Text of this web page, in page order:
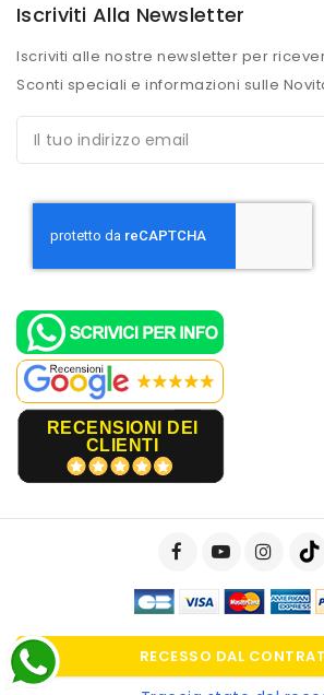
Iscriviti Alla Newsletter
Iscriviti alle nostre newsletter per
Sconti speciali e informazioni sulle
RECENSIONI DEI
CLIENTI
RECESSO DAL